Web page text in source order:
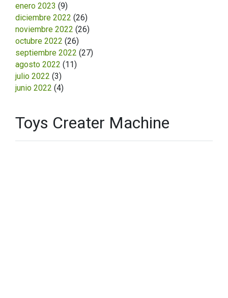
enero 2023 (9)
diciembre 2022 (26)
noviembre 2022 (26)
octubre 2022 (26)
septiembre 2022 (27)
agosto 2022 (11)
julio 2022 (3)
junio 2022 (4)
Toys Creater Machine